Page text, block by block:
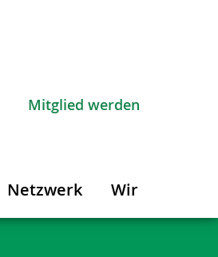
Mitglied werden
Netzwerk Wir